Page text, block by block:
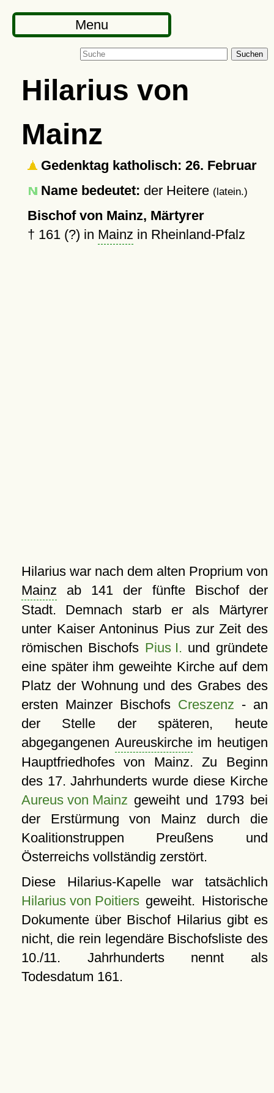
Menu
Suchen
Hilarius von
Mainz
Gedenktag katholisch: 26. Februar
Name bedeutet: der Heitere (latein.)
Bischof von Mainz, Märtyrer
† 161 (?) in Mainz in Rheinland-Pfalz
Hilarius war nach dem alten Proprium von
Mainz ab 141 der fünfte Bischof der
Stadt. Demnach starb er als Märtyrer
unter Kaiser Antoninus Pius zur Zeit des
römischen Bischofs Pius I. und gründete
eine später ihm geweihte Kirche auf dem
Platz der Wohnung und des Grabes des
ersten Mainzer Bischofs Creszenz - an
der Stelle der späteren, heute
abgegangenen Aureuskircheim heutigen
Hauptfriedhofes von Mainz. Zu Beginn
des 17. Jahrhunderts wurde diese Kirche
Aureus von Mainz geweiht und 1793 bei
der Erstürmung von Mainz durch die
Koalitionstruppen Preußens und
Österreichs vollständig zerstört.
Diese Hilarius-Kapelle war tatsächlich
Hilarius von Poitiersgeweiht. Historische
Dokumente über Bischof Hilarius gibt es
nicht, die rein legendäre Bischofsliste des
10./11. Jahrhunderts nennt als
Todesdatum 161.